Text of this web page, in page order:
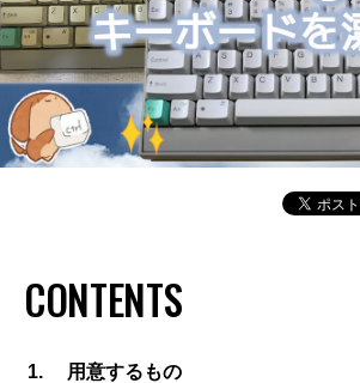
CONTENTS
用意するもの